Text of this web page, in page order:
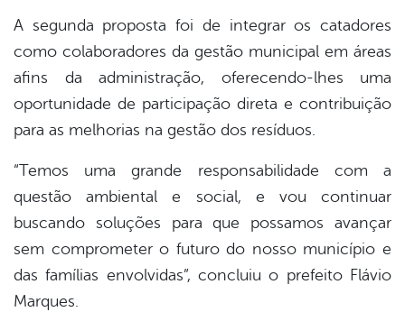
A segunda proposta foi de integrar os catadores
como colaboradores da gestão municipal em áreas
afins da administração, oferecendo-lhes uma
oportunidade de participação direta e contribuição
para as melhorias na gestão dos resíduos.
“Temos uma grande responsabilidade com a
questão ambiental e social, e vou continuar
buscando soluções para que possamos avançar
sem comprometer o futuro do nosso município e
das famílias envolvidas”, concluiu o prefeito Flávio
Marques.